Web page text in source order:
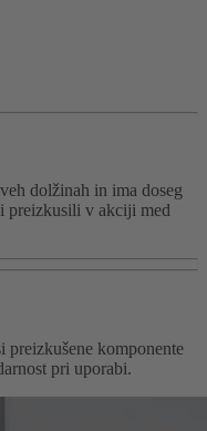
dolžinah in ima doseg
preizkusili v akciji med
komponente
pri uporabi.